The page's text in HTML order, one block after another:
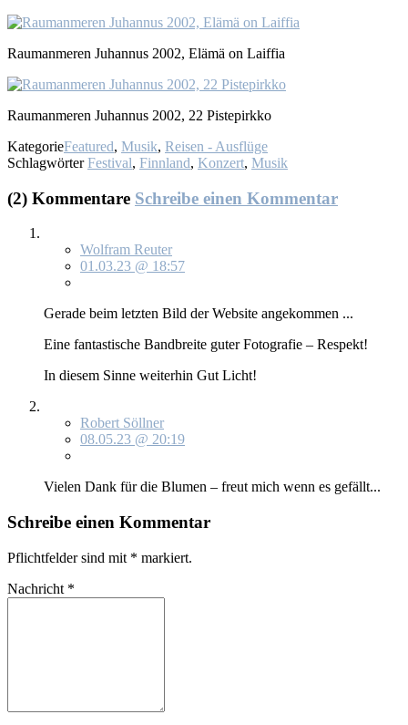
Raum­an­me­ren Ju­han­nus 2002, Elä­mä on Laiffia
Raum­an­me­ren Ju­han­nus 2002, 22 Piste­pirk­ko
KategorieFeatured, Musik, Reisen - Ausflüge
Schlagwörter Festival, Finnland, Konzert, Musik
(2) Kommentare Schreibe einen Kommentar
Wolfram Reuter
01.03.23 @ 18:57
Ge­ra­de beim letz­ten Bild der Web­site an­ge­kom­men ...
Ei­ne fan­tas­ti­sche Band­brei­te gu­ter Fo­to­gra­fie – Re­spekt!
In die­sem Sin­ne wei­ter­hin Gut Licht!
Robert Söllner
08.05.23 @ 20:19
Vie­len Dank für die Blu­men – freut mich wenn es ge­fällt...
Schreibe einen Kommentar
Pflichtfelder sind mit * markiert.
Nachricht *